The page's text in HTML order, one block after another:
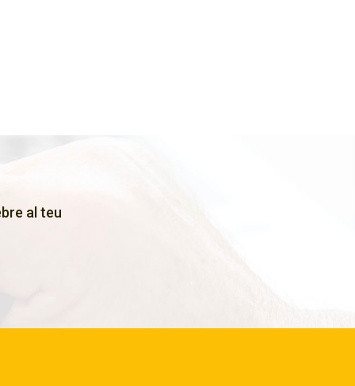
al teu